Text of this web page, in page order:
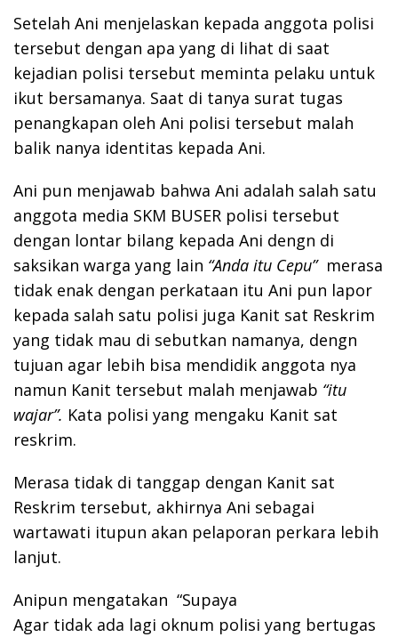
Setelah Ani menjelaskan kepada anggota polisi
tersebut dengan apa yang di lihat di saat
kejadian polisi tersebut meminta pelaku untuk
ikut bersamanya. Saat di tanya surat tugas
penangkapan oleh Ani polisi tersebut malah
balik nanya identitas kepada Ani.
Ani pun menjawab bahwa Ani adalah salah satu
anggota media SKM BUSER polisi tersebut
dengan lontar bilang kepada Ani dengn di
saksikan warga yang lain “Anda itu Cepu”merasa
tidak enak dengan perkataan itu Ani pun lapor
kepada salah satu polisi juga Kanit sat Reskrim
yang tidak mau di sebutkan namanya, dengn
tujuan agar lebih bisa mendidik anggota nya
namun Kanit tersebut malah menjawab “itu
wajar”. Kata polisi yang mengaku Kanit sat
reskrim.
Merasa tidak di tanggap dengan Kanit sat
Reskrim tersebut, akhirnya Ani sebagai
wartawati itupun akan pelaporan perkara lebih
lanjut.
Anipun mengatakan “Supaya
Agar tidak ada lagi oknum polisi yang bertugas